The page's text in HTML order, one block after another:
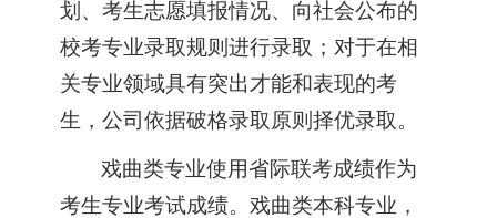
划、考生志愿填报情况、向社会公布的
校考专业录取规则进行录取；对于在相
关专业领域具有突出才能和表现的考
生，公司依据破格录取原则择优录取。
戏曲类专业使用省际联考成绩作为
考生专业考试成绩。戏曲类本科专业，